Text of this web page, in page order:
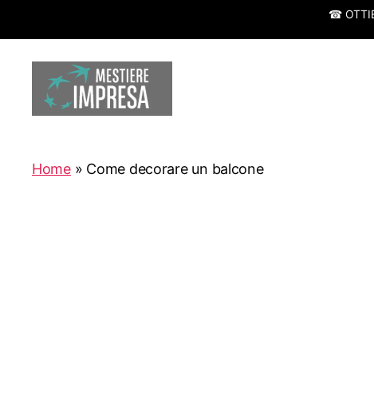
☎
Home» Come decorare un balcone